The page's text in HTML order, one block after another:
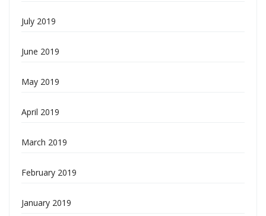
July 2019
June 2019
May 2019
April 2019
March 2019
February 2019
January 2019